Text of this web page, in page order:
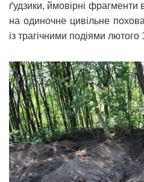
ґудзики, ймовірні
на одиночне цивільне
із трагічними подіями лютого